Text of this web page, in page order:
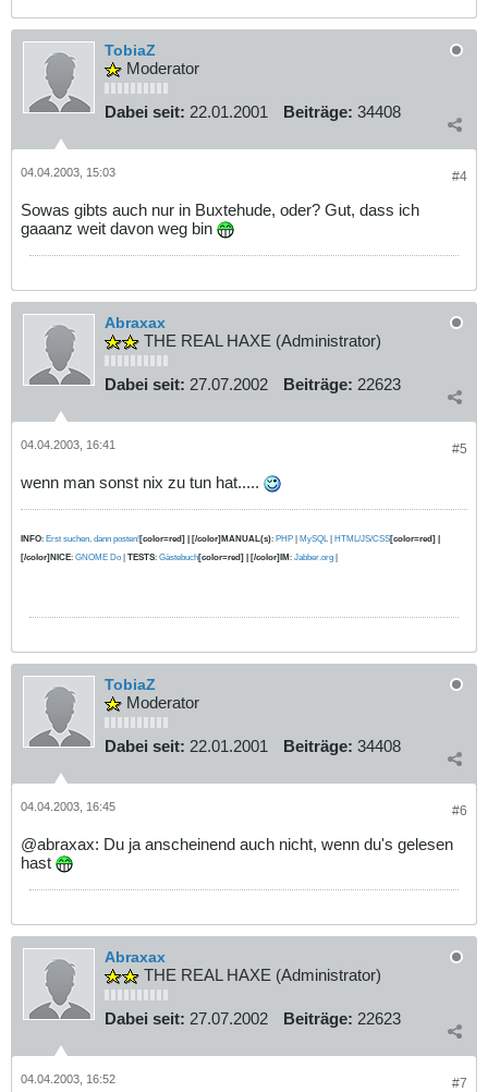
TobiaZ
Moderator
Dabei seit: 22.01.2001 Beiträge: 34408
#4
04.04.2003, 15:03
Sowas gibts auch nur in Buxtehude, oder? Gut, dass ich
gaaanz weit davon weg bin
Abraxax
THE REAL HAXE (Administrator)
Dabei seit: 27.07.2002 Beiträge: 22623
#5
04.04.2003, 16:41
wenn man sonst nix zu tun hat.....
INFO: Erst suchen, dann posten![color=red] | [/color]MANUAL(s): PHP MySQL| HTML/JS/CSS[color=red] |
[/color]NICE: GNOME Do TESTS: Gästebuch[color=red] | [/color]IM : Jabber.org
TobiaZ
Moderator
Dabei seit: 22.01.2001 Beiträge: 34408
#6
04.04.2003, 16:45
@abraxax: Du ja anscheinend auch nicht, wenn du's gelesen
hast
Abraxax
THE REAL HAXE (Administrator)
Dabei seit: 27.07.2002 Beiträge: 22623
#7
04.04.2003, 16:52